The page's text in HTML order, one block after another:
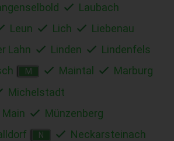
Laubach
Leun Lich
Liebenau
Lahn
Linden
Lindenfels
M Maintal
Marburg
Michelstadt
Münzenberg
N
Neckarsteinach